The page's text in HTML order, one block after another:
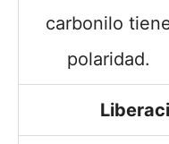
carbonilo
polaridad.